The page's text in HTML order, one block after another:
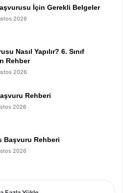
İçin Gerekli Belgeler
2026
Nasıl Yapılır? 6. Sınıf
Rehber
2026
Rehberi
2026
Başvuru Rehberi
2026